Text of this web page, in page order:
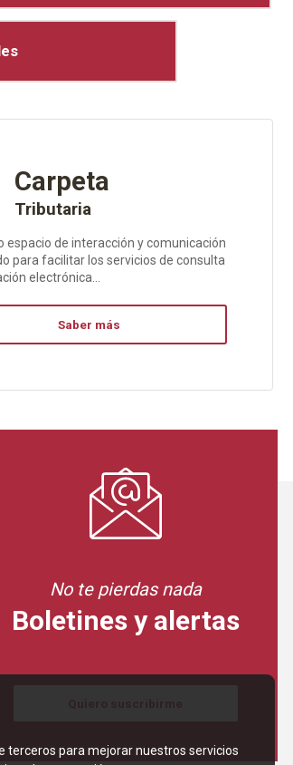
terceros para mejorar nuestros servicios
Carpeta
Tributaria
espacio de interacción y comunicación
para facilitar los servicios de consulta
electrónica...
Saber más
No te pierdas nada
Boletines y alertas